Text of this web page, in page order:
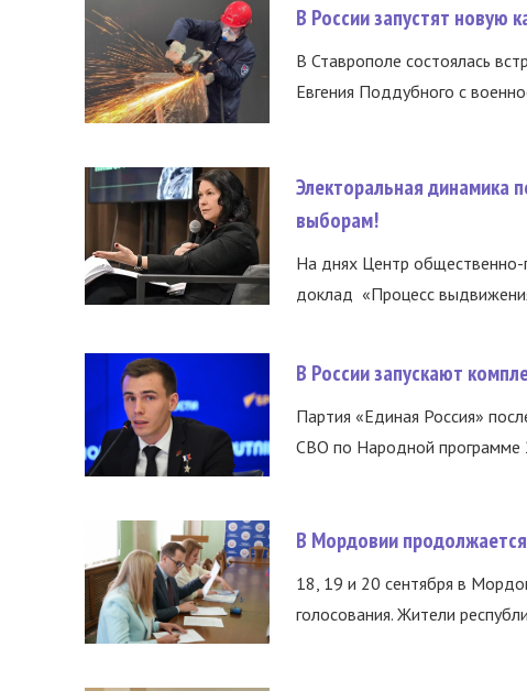
В России запустят новую
В Ставрополе состоялась
Евгения Поддубного с
Электоральная динамика
выборам!
На днях Центр общественно-
доклад «Процесс
В России запускают
Партия «Единая Россия»
СВО по Народной программе
В Мордовии
18, 19 и 20 сентября в
голосования. Жители